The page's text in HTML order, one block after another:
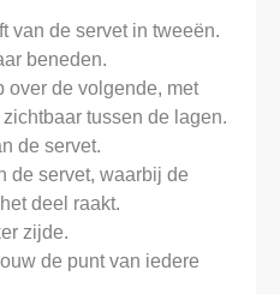
van de servet in tweeën.
beneden.
over de volgende, met
tussen de lagen.
de servet.
de servet, waarbij de
deel raakt.
zijde.
de punt van iedere